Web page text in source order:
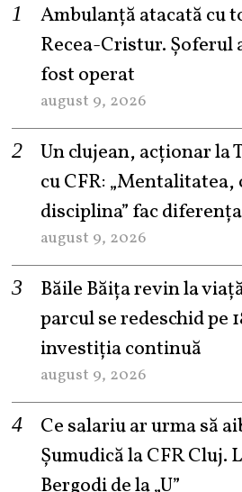
Ambulanță atacată cu
Recea-Cristur. Șoferul
fost operat
august 9, 2026
Un clujean, acționar la
cu CFR:
disciplina” fac diferența
august 9, 2026
Băile Băița revin la
parcul se redeschid pe
investiția continuă
august 9, 2026
Ce salariu ar urma să
Șumudică la CFR Cluj.
Bergodi de la „U”